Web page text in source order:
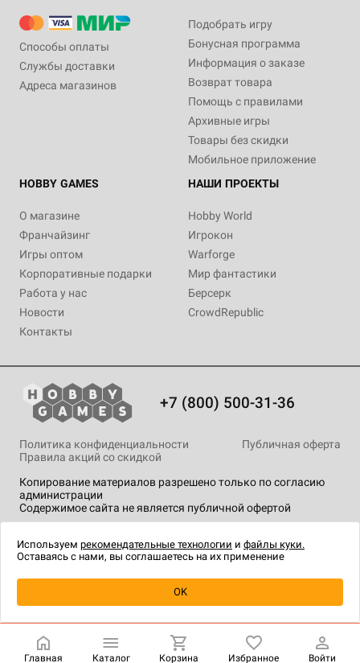
Купить
Способы оплаты
Службы доставки
Адреса магазинов
Подобрать игру
Бонусная программа
Информация о заказе
Возврат товара
Помощь с правилами
Архивные игры
Товары без скидки
Мобильное приложение
HOBBY GAMES
О магазине
Франчайзинг
Игры оптом
Корпоративные подарки
Работа у нас
Новости
Контакты
НАШИ ПРОЕКТЫ
Hobby World
Игрокон
Warforge
Мир фантастики
Берсерк
CrowdRepublic
+7 (800) 500-31-36
Копирование материалов разрешено только по согласию
администрации
Содержимое сайта не является публичной офертой
Политика конфиденциальности
Публичная оферта
Правила акций со скидкой
технологии.
Главная Каталог Корзина Избранное Войти
Используем рекомендательные технологии и файлы куки.
Оставаясь с нами, вы соглашаетесь на их применение
OK